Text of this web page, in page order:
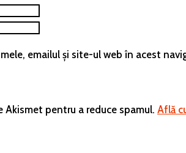
emailul și site-ul web în acest
pentru a reduce spamul. Află